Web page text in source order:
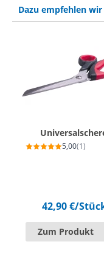
Dazu empfehlen wir
5,00(1)
42,90 €/
Zum Produkt